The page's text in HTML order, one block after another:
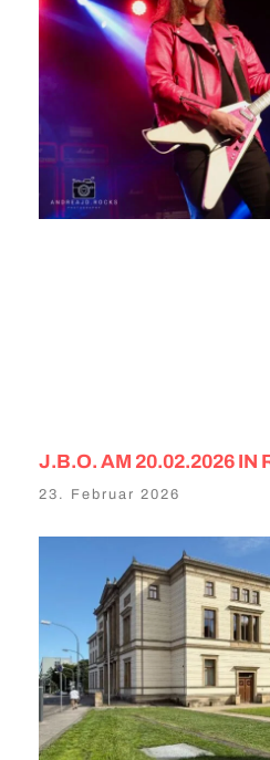
J.B.O. AM 20.02.2026 IN
23. Februar 2026